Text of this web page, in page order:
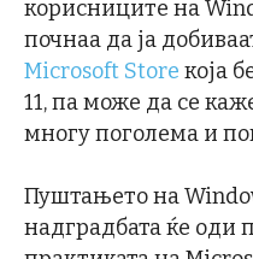
корисниците на
почнаа да ја
Microsoft Store која
11, па може да се
многу поголема и
Пуштањето на
надградбата ќе оди